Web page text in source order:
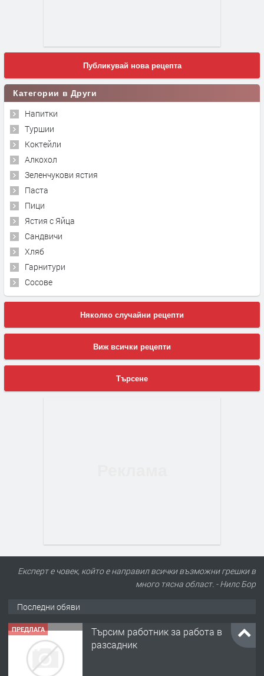
Публикувай нова рецепта
Категории в Други
Напитки
Туршии
Коктейли
Алкохол
Зеленчукови ястия
Паста
Пици
Ястия с Яйца
Сандвичи
Хляб
Гарнитури
Сосове
Няколко случайни рецепти
Виж всички рецепти
Търсене
Експерт е човек, който е направил всички възможни грешки в
много тясна област. - Нилс Бор
Последни обяви